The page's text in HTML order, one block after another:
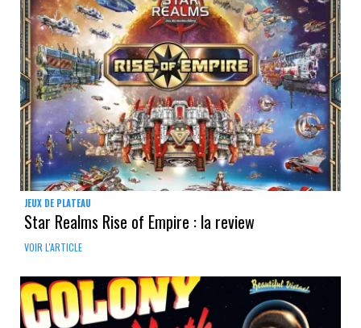
JEUX DE PLATEAU
Star Realms Rise of Empire : la review
VOIR L'ARTICLE